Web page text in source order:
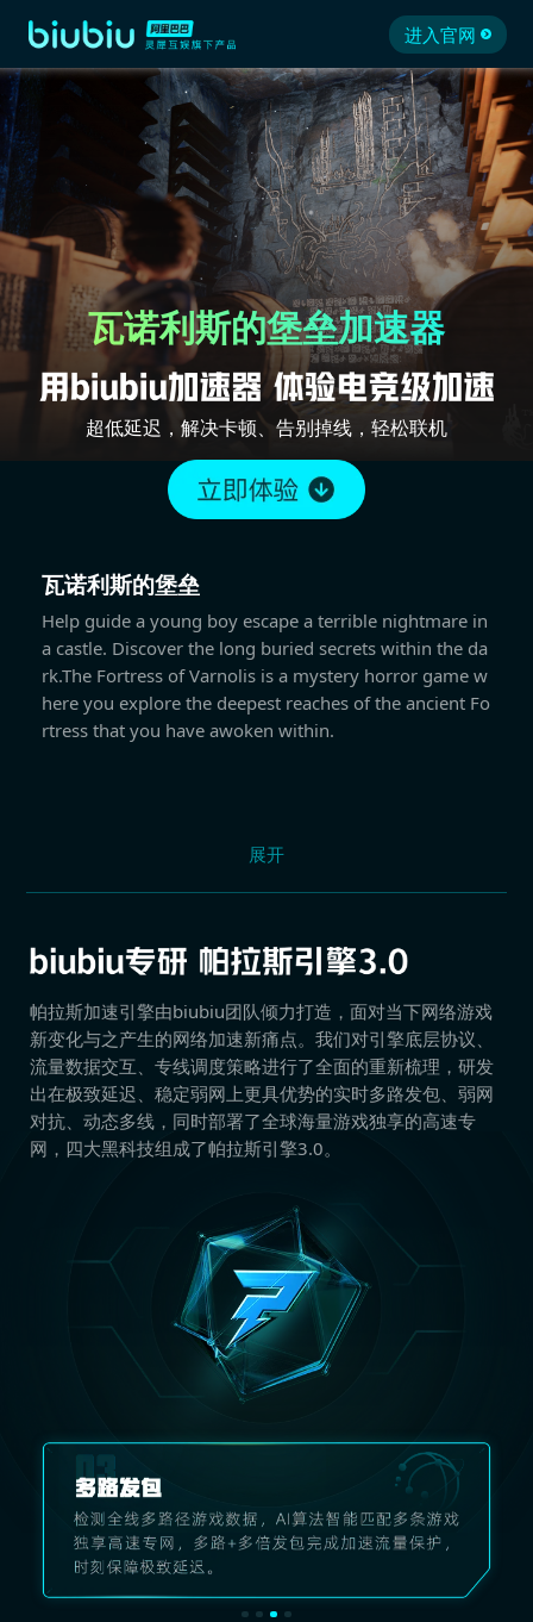
进入官网
瓦诺利斯的堡垒加速器
超低延迟，解决卡顿、告别掉线，轻松联机
瓦诺利斯的堡垒
Help guide a young boy escape a terrible nightmare in
a castle. Discover the long buried secrets within the da
rk.The Fortress of Varnolis is a mystery horror game w
here you explore the deepest reaches of the ancient Fo
rtress that you have awoken within.
展开
帕拉斯加速引擎由biubiu团队倾力打造，面对当下网络游戏
新变化与之产生的网络加速新痛点。我们对引擎底层协议、
流量数据交互、专线调度策略进行了全面的重新梳理，研发
出在极致延迟、稳定弱网上更具优势的实时多路发包、弱网
对抗、动态多线，同时部署了全球海量游戏独享的高速专
网，四大黑科技组成了帕拉斯引擎3.0。